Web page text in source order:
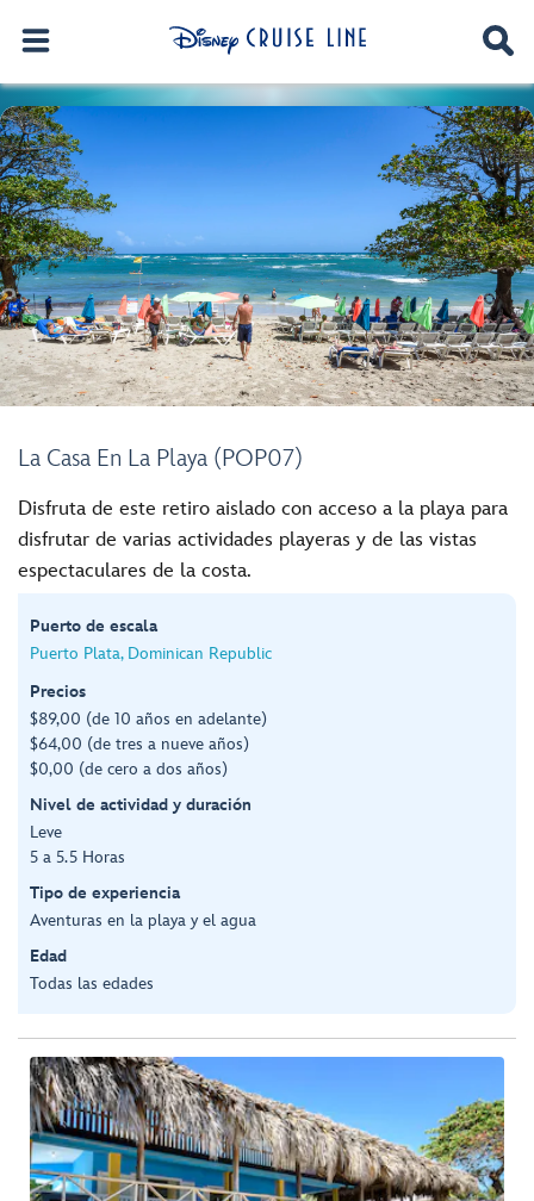
La Casa En La Playa (POP07)
Disfruta de este retiro aislado con acceso a la playa para
disfrutar de varias actividades playeras y de las vistas
espectaculares de la costa.
Puerto de escala
Puerto Plata, Dominican Republic
Precios
$89,00 (de 10 años en adelante)
$64,00 (de tres a nueve años)
$0,00 (de cero a dos años)
Nivel de actividad y duración
Leve
5 a 5.5 Horas
Tipo de experiencia
Aventuras en la playa y el agua
Edad
Todas las edades